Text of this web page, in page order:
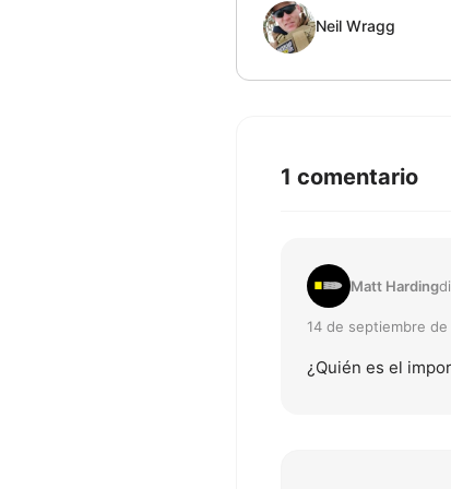
Neil Wragg
1 comentario
Matt Harding
14 de septiembre de
¿Quién es el